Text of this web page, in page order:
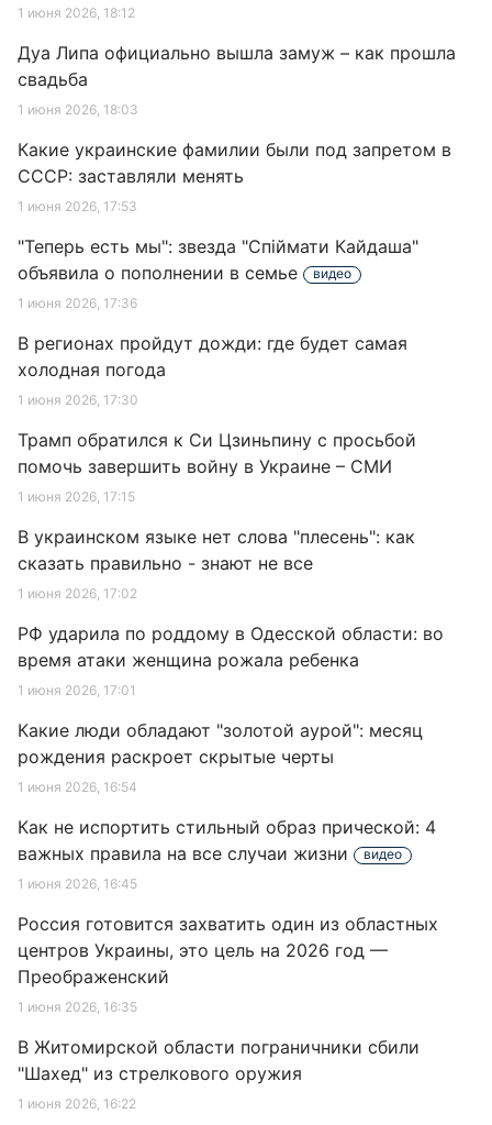
1 июня 2026, 18:12
Дуа Липа официально вышла замуж – как прошла
свадьба
1 июня 2026, 18:03
Какие украинские фамилии были под запретом в
СССР: заставляли менять
1 июня 2026, 17:53
"Теперь есть мы": звезда "Спіймати Кайдаша"
объявила о пополнении в семье
видео
1 июня 2026, 17:36
В регионах пройдут дожди: где будет самая
холодная погода
1 июня 2026, 17:30
Трамп обратился к Си Цзиньпину с просьбой
помочь завершить войну в Украине – СМИ
1 июня 2026, 17:15
В украинском языке нет слова "плесень": как
сказать правильно - знают не все
1 июня 2026, 17:02
РФ ударила по роддому в Одесской области: во
время атаки женщина рожала ребенка
1 июня 2026, 17:01
Какие люди обладают "золотой аурой": месяц
рождения раскроет скрытые черты
1 июня 2026, 16:54
Как не испортить стильный образ прической: 4
важных правила на все случаи жизни
видео
1 июня 2026, 16:45
Россия готовится захватить один из областных
центров Украины, это цель на 2026 год —
Преображенский
1 июня 2026, 16:35
В Житомирской области пограничники сбили
"Шахед" из стрелкового оружия
1 июня 2026, 16:22